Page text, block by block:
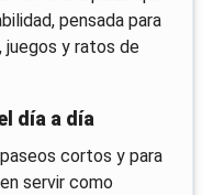
pensada para
juegos y ratos de
día a día
paseos cortos y para
servir como